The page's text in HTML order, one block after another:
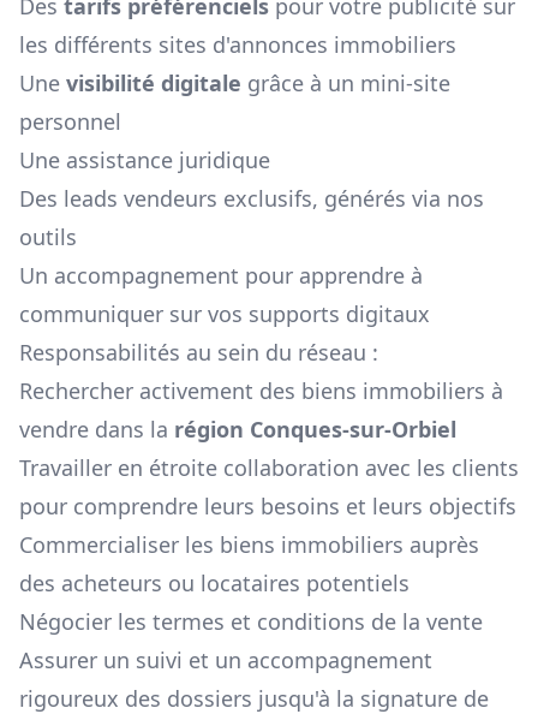
Des tarifs préférenciels pour votre publicité sur
les différents sites d'annonces immobiliers
Une visibilité digitale grâce à un mini-site
personnel
Une assistance juridique
Des leads vendeurs exclusifs, générés via nos
outils
Un accompagnement pour apprendre à
communiquer sur vos supports digitaux
Responsabilités au sein du réseau :
Rechercher activement des biens immobiliers à
vendre dans la région Conques-sur-Orbiel
Travailler en étroite collaboration avec les clients
pour comprendre leurs besoins et leurs objectifs
Commercialiser les biens immobiliers auprès
des acheteurs ou locataires potentiels
Négocier les termes et conditions de la vente
Assurer un suivi et un accompagnement
rigoureux des dossiers jusqu'à la signature de